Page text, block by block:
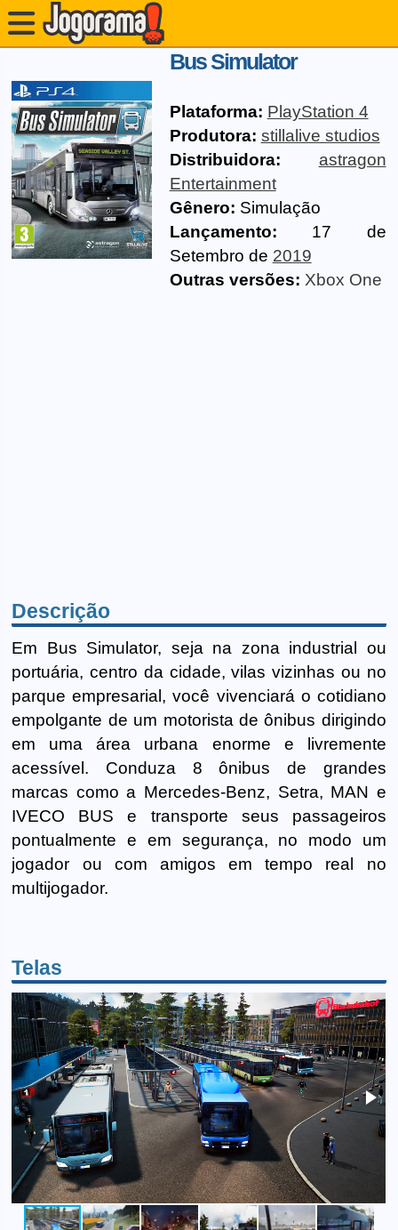
Bus Simulator
Plataforma: PlayStation 4
Produtora: stillalive studios
Distribuidora:
astragon
Entertainment
Gênero: Simulação
Lançamento: 17 de
Setembro de 2019
Outras versões: Xbox One
Descrição
Em Bus Simulator, seja na zona industrial ou
portuária, centro da cidade, vilas vizinhas ou no
parque empresarial, você vivenciará o cotidiano
empolgante de um motorista de ônibus dirigindo
em uma área urbana enorme e livremente
acessível. Conduza 8 ônibus de grandes
marcas como a Mercedes-Benz, Setra, MAN e
IVECO BUS e transporte seus passageiros
pontualmente e em segurança, no modo um
jogador ou com amigos em tempo real no
multijogador.
Telas